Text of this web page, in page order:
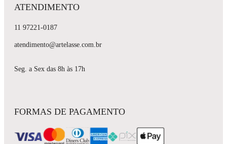
ATENDIMENTO
11 97221-0187
atendimento@artelasse.com.br
Seg. a Sex das 8h às 17h
FORMAS DE PAGAMENTO